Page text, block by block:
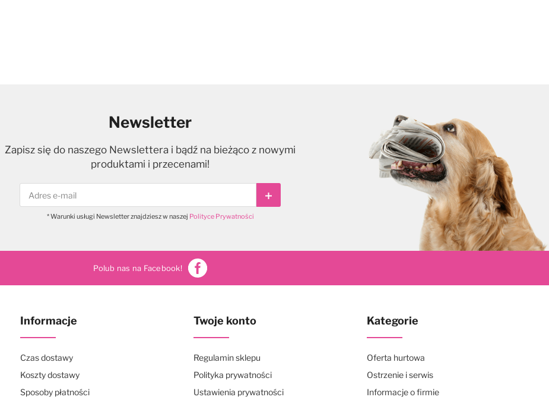
Newsletter
Zapisz się do naszego Newslettera i bądź na bieżąco z nowymi
produktami i przecenami!
Subskrybuj
* Warunki usługi Newsletter znajdziesz w naszej Polityce Prywatności
Polub nas na Facebook!
Informacje
Czas dostawy
Koszty dostawy
Sposoby płatności
Twoje konto
Regulamin sklepu
Polityka prywatności
Ustawienia prywatności
Kategorie
Oferta hurtowa
Ostrzenie i serwis
Informacje o firmie